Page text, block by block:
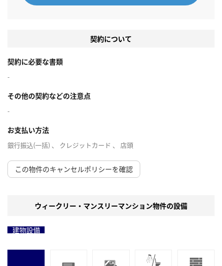
契約について
契約に必要な書類
-
その他の契約などの注意点
-
お支払い方法
銀行振込(一括) 、 クレジットカード 、 店頭
この物件のキャンセルポリシーを確認
ウィークリー・マンスリーマンション物件の設備
建物設備